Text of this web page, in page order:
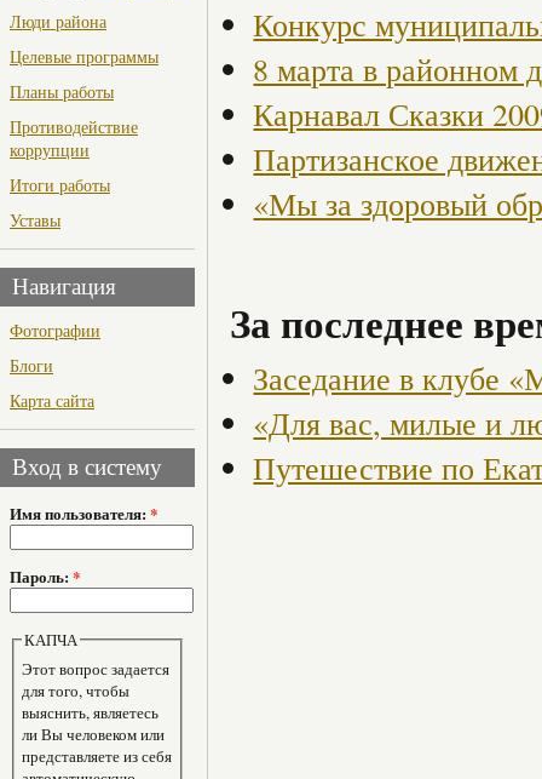
Люди района
Целевые программы
Планы работы
Противодействие
коррупции
Итоги работы
Уставы
Навигация
Фотографии
Блоги
Карта сайта
Вход в систему
Имя пользователя: *
Пароль: *
КАПЧА
Этот вопрос задается
для того, чтобы
выяснить, являетесь
ли Вы человеком или
представляете из себя
Конкурс
8 марта в районном
Карнавал Сказки
Партизанское
«Мы за здоровый
За последнее
Заседание в клубе
«Для вас, милые и
Путешествие по